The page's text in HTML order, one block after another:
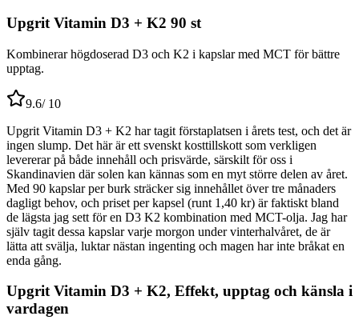
Upgrit Vitamin D3 + K2 90 st
Kombinerar högdoserad D3 och K2 i kapslar med MCT för bättre
upptag.
9.6/ 10
Upgrit Vitamin D3 + K2 har tagit förstaplatsen i årets test, och det är
ingen slump. Det här är ett svenskt kosttillskott som verkligen
levererar på både innehåll och prisvärde, särskilt för oss i
Skandinavien där solen kan kännas som en myt större delen av året.
Med 90 kapslar per burk sträcker sig innehållet över tre månaders
dagligt behov, och priset per kapsel (runt 1,40 kr) är faktiskt bland
de lägsta jag sett för en D3 K2 kombination med MCT-olja. Jag har
själv tagit dessa kapslar varje morgon under vinterhalvåret, de är
lätta att svälja, luktar nästan ingenting och magen har inte bråkat en
enda gång.
Upgrit Vitamin D3 + K2, Effekt, upptag och känsla i
vardagen